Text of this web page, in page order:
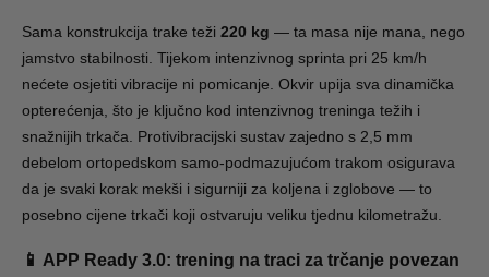
Sama konstrukcija trake teži 220 kg — ta masa nije mana, nego
jamstvo stabilnosti. Tijekom intenzivnog sprinta pri 25 km/h
nećete osjetiti vibracije ni pomicanje. Okvir upija sva dinamička
opterećenja, što je ključno kod intenzivnog treninga težih i
snažnijih trkača. Protivibracijski sustav zajedno s 2,5 mm
debelom ortopedskom samo-podmazujućom trakom osigurava
da je svaki korak mekši i sigurniji za koljena i zglobove — to
posebno cijene trkači koji ostvaruju veliku tjednu kilometražu.
📱 APP Ready 3.0: trening na traci za trčanje povezan